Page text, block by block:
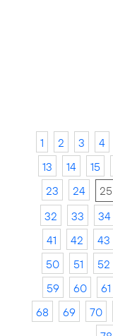
1 2 3 4
13
14 15
23
24 25
32
33 34
41
42 43
50
51 52
59
60 61
68
69 70